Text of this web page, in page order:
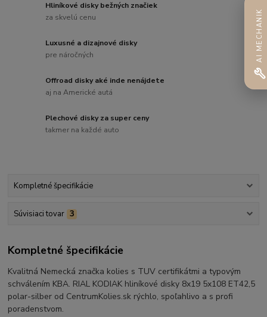
Hliníkové disky bežných značiek
za skvelú cenu
Luxusné a dizajnové disky
pre náročných
Offroad disky aké inde nenájdete
aj na Americké autá
Plechové disky za super ceny
takmer na každé auto
Kompletné špecifikácie
Súvisiaci tovar 3
Kompletné špecifikácie
Kvalitná Nemecká značka kolies s TUV certifikátmi a typovým
schválením KBA. RIAL KODIAK hliníkové disky 8x19 5x108 ET42,5
polar-silber od CentrumKolies.sk rýchlo, spoľahlivo a s profi
poradenstvom.
AI MECHANIK